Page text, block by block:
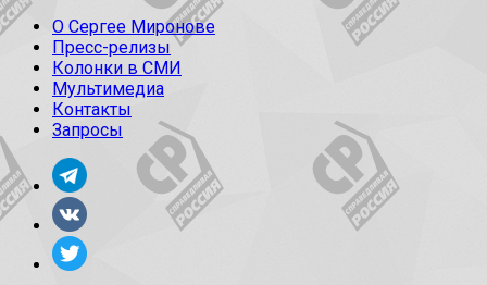
О Сергее Миронове
Пресс-релизы
Колонки в СМИ
Мультимедиа
Контакты
Запросы